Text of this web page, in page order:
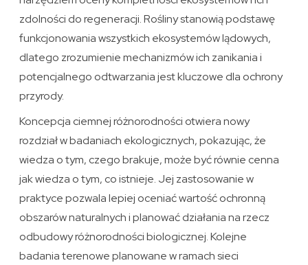
zdolności do regeneracji. Rośliny stanowią podstawę
funkcjonowania wszystkich ekosystemów lądowych,
dlatego zrozumienie mechanizmów ich zanikania i
potencjalnego odtwarzania jest kluczowe dla ochrony
przyrody.
Koncepcja ciemnej różnorodności otwiera nowy
rozdział w badaniach ekologicznych, pokazując, że
wiedza o tym, czego brakuje, może być równie cenna
jak wiedza o tym, co istnieje. Jej zastosowanie w
praktyce pozwala lepiej oceniać wartość ochronną
obszarów naturalnych i planować działania na rzecz
odbudowy różnorodności biologicznej. Kolejne
badania terenowe planowane w ramach sieci